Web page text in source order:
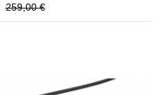
259,00 €